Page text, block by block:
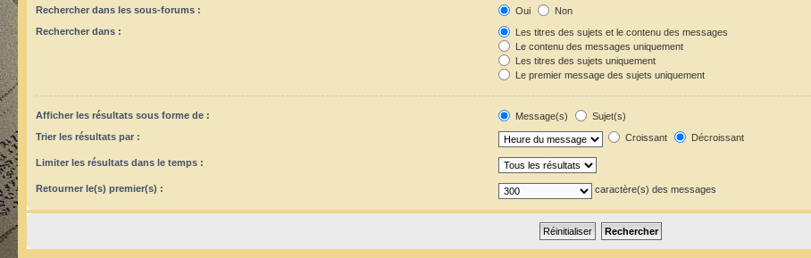
Rechercher dans les sous-forums : Oui
Non
Rechercher dans :
Les titres des sujets et le contenu des messages
Le contenu des messages uniquement
Les titres des sujets uniquement
Le premier message des sujets uniquement
Afficher les résultats sous forme de : Message(s)
Sujet(s)
Trier les résultats par :
Croissant Décroissant
Limiter les résultats dans le temps :
Retourner le(s) premier(s) : caractère(s) des messages